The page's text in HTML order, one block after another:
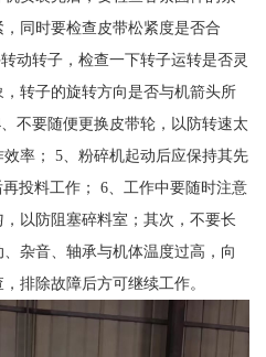
同时要检查皮带松紧度是否合
动转子，检查一下转子运转是否灵
转子的旋转方向是否与机箭头所
不要随便更换皮带轮，以防转速太
率； 5、粉碎机起动后应保持其先
投料工作； 6、工作中要随时注意
以防阻塞碎料室；其次，不要长
杂音、轴承与机体温度过高，向
排除故障后方可继续工作。